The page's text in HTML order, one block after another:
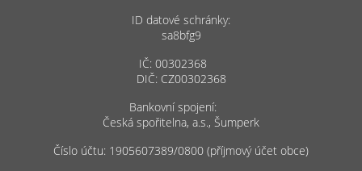
ID datové schránky:
sa8bfg9
IČ: 00302368
DIČ: CZ00302368
Bankovní spojení:
Česká spořitelna, a.s., Šumperk
Číslo účtu: 1905607389/0800 (příjmový účet obce)